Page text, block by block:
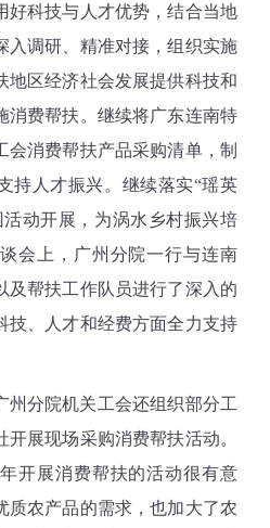
好科技与人才优势，结合当地
入调研、精准对接，组织实施
地区经济社会发展提供科技和
消费帮扶。继续将广东连南特
会消费帮扶产品采购清单，制
持人才振兴。继续落实“瑶英
动开展，为涡水乡村振兴培
会上，广州分院一行与连南
及帮扶工作队员进行了深入的
技、人才和经费方面全力支持
州分院机关工会还组织部分工
展现场采购消费帮扶活动。
开展消费帮扶的活动很有意
质农产品的需求，也加大了农